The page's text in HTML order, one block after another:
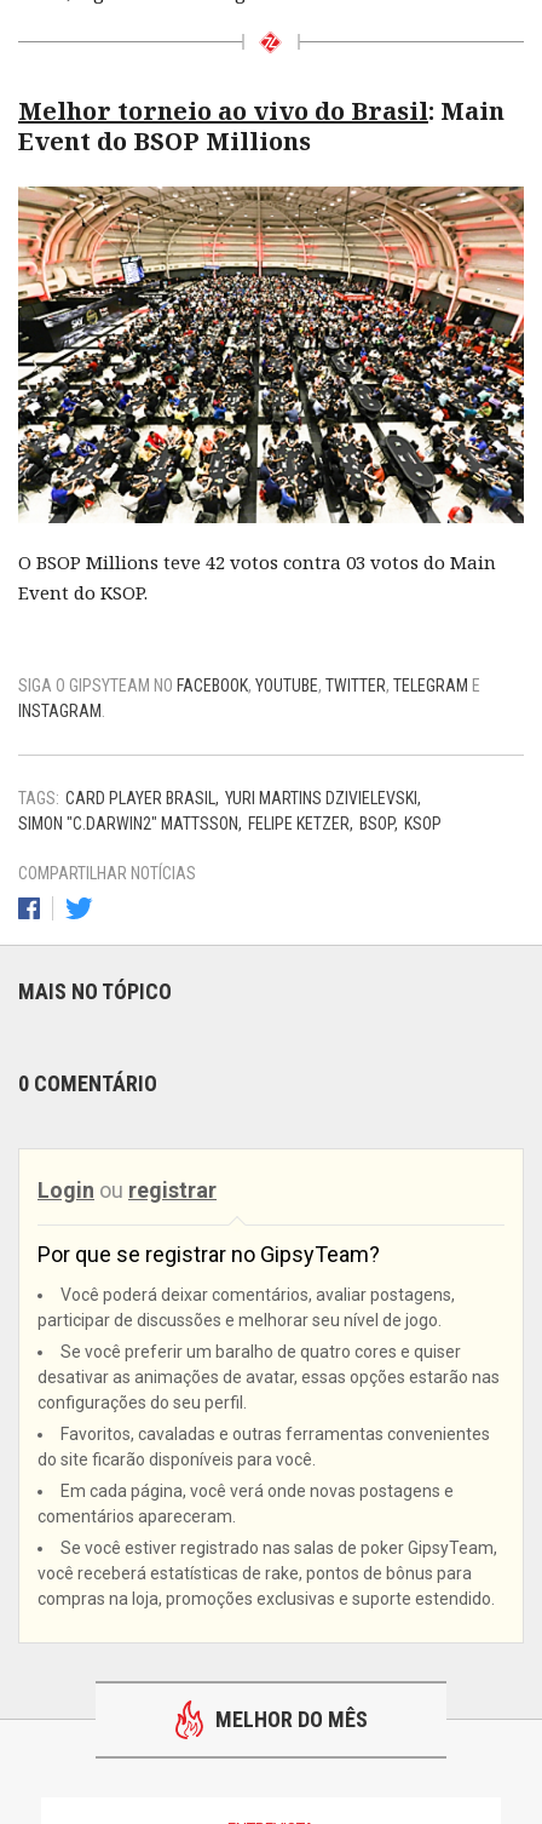
Melhor torneio ao vivo do Brasil: Main
Event do BSOP Millions
O BSOP Millions teve 42 votos contra 03 votos do Main
Event do KSOP.
SIGA O GIPSYTEAM NO FACEBOOK, YOUTUBE, TWITTER, TELEGRAM E
INSTAGRAM
TAGS: CARD PLAYER BRASIL
YURI MARTINS DZIVIELEVSKI
SIMON "C.DARWIN2" MATTSSON FELIPE KETZER BSOP KSOP
COMPARTILHAR NOTÍCIAS
MAIS NO TÓPICO
0 COMENTÁRIO
Login ou registrar
Por que se registrar no GipsyTeam?
Você poderá deixar comentários, avaliar postagens,
participar de discussões e melhorar seu nível de jogo.
Se você preferir um baralho de quatro cores e quiser
desativar as animações de avatar, essas opções estarão nas
configurações do seu perfil.
Favoritos, cavaladas e outras ferramentas convenientes
do site ficarão disponíveis para você.
Em cada página, você verá onde novas postagens e
comentários apareceram.
Se você estiver registrado nas salas de poker GipsyTeam,
você receberá estatísticas de rake, pontos de bônus para
compras na loja, promoções exclusivas e suporte estendido.
MELHOR DO MÊS